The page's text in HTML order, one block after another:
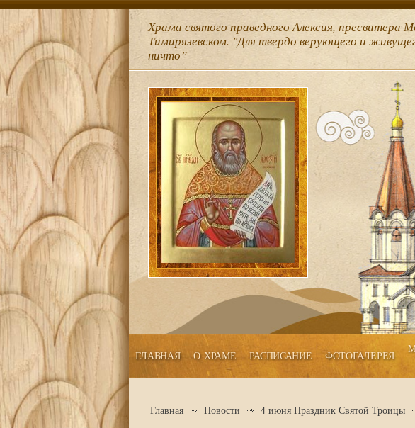
Храма святого праведного Алексия, пресвитера
Тимирязевском. "Для твердо верующего и
ничто”
ГЛАВНАЯ О ХРАМЕ РАСПИСАНИЕ ФОТОГАЛЕРЕЯ
Главная Новости 4 июня Праздник Святой Троицы